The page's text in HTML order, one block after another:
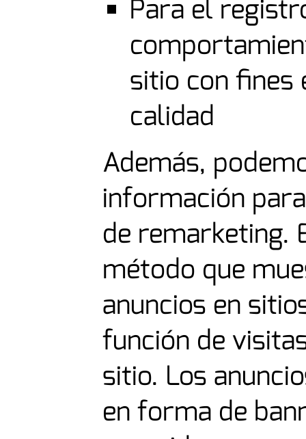
Para el
sitio con fines
calidad
Además,
información
de remarketing.
método que
anuncios en
función de
sitio. Los
en forma de